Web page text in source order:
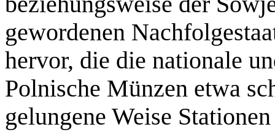
gewordenen
hervor, die die nationale
Polnische Münzen etwa
gelungene Weise